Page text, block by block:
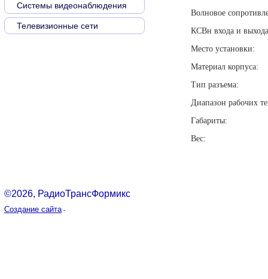
Волновое
КСВн входа
Место
Тип
Диапазон
Системы видеонаблюдения
Телевизионные сети
©2026, РадиоТрансФормикс
Создание сайта -